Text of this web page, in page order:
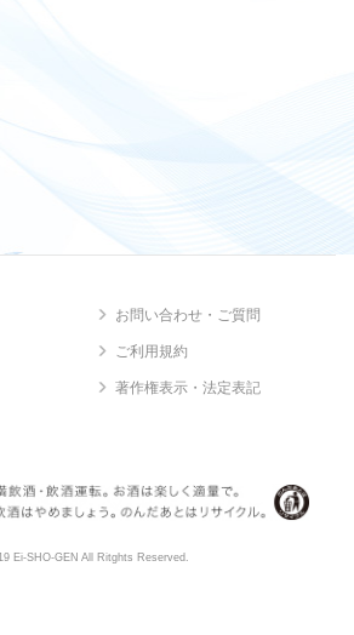
お問い合わせ・ご質問
ご利用規約
著作権表示・法定表記
Ei-SHO-GEN All Ritghts Reserved.